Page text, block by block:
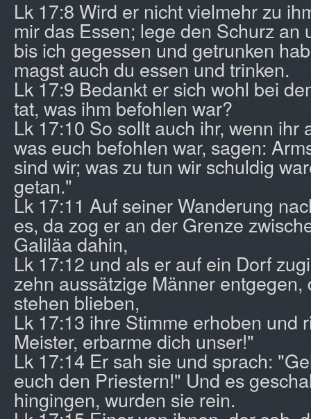
Lk 17:8 Wird er nicht vielmehr zu
mir das Essen; lege den Schurz an
bis ich gegessen und getrunken
magst auch du essen und trinken.
Lk 17:9 Bedankt er sich wohl bei
tat, was ihm befohlen war?
Lk 17:10 So sollt auch ihr, wenn ihr
was euch befohlen war, sagen:
sind wir; was zu tun wir schuldig
getan."
Lk 17:11 Auf seiner Wanderung
es, da zog er an der Grenze
Galiläa dahin,
Lk 17:12 und als er auf ein Dorf
zehn aussätzige Männer entgegen,
stehen blieben,
Lk 17:13 ihre Stimme erhoben und
Meister, erbarme dich unser!"
Lk 17:14 Er sah sie und sprach:
euch den Priestern!" Und es
hingingen, wurden sie rein.